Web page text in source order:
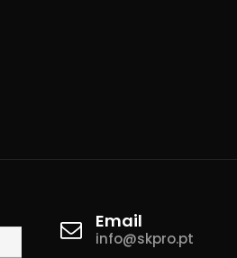
Email
info@skpro.pt